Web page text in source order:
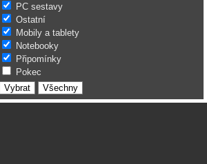
PC sestavy
Ostatní
Mobily a tablety
Notebooky
Připomínky
Pokec